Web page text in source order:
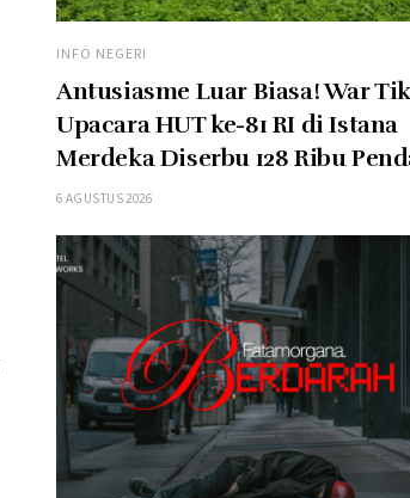
INFO NEGERI
Antusiasme Luar Biasa! War
Upacara HUT ke-81 RI di Istana
Merdeka Diserbu 128 Ribu
6 AGUSTUS 2026